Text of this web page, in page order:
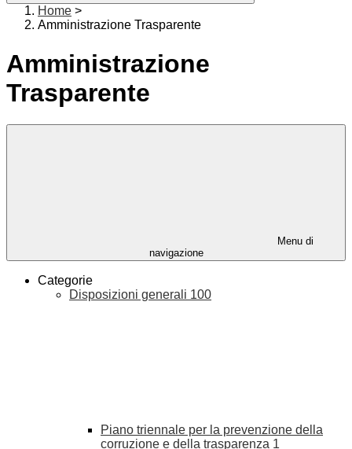
Home >
Amministrazione Trasparente
Amministrazione
Trasparente
Menu di
navigazione
Categorie
Disposizioni generali 100
Piano triennale per la prevenzione della
corruzione e della trasparenza 1